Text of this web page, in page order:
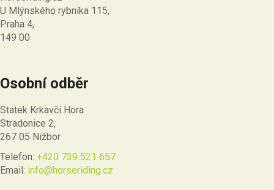
U Mlýnského rybníka 115,
Praha 4,
149 00
Osobní odběr
Statek Krkavčí Hora
Stradonice 2,
267 05 Nižbor
Telefon: +420 739 521 657
Email: info@horseriding.cz